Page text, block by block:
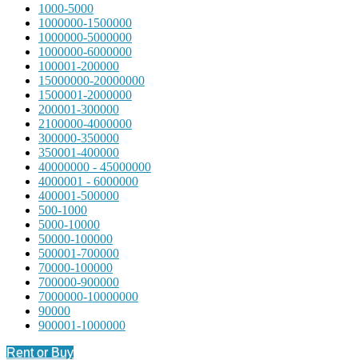
1000-5000
1000000-1500000
1000000-5000000
1000000-6000000
100001-200000
15000000-20000000
1500001-2000000
200001-300000
2100000-4000000
300000-350000
350001-400000
40000000 - 45000000
4000001 - 6000000
400001-500000
500-1000
5000-10000
50000-100000
500001-700000
70000-100000
700000-900000
7000000-10000000
90000
900001-1000000
Rent or Buy